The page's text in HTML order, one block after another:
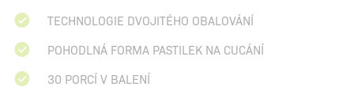
TECHNOLOGIE DVOJITÉHO OBALOVÁNÍ
POHODLNÁ FORMA PASTILEK NA CUCÁNÍ
30 PORCÍ V BALENÍ